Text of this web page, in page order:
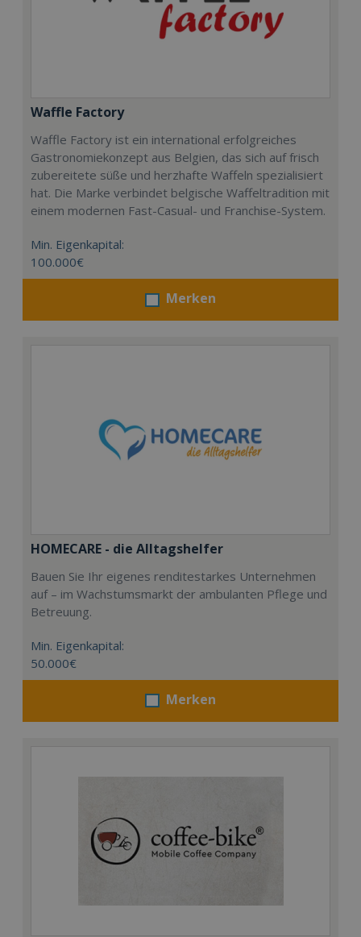
Waffle Factory
Waffle Factory ist ein international erfolgreiches
Gastronomiekonzept aus Belgien, das sich auf frisch
zubereitete süße und herzhafte Waffeln spezialisiert
hat. Die Marke verbindet belgische Waffeltradition mit
einem modernen Fast-Casual- und Franchise-System.
Min. Eigenkapital:
100.000€
Merken
HOMECARE - die Alltagshelfer
Bauen Sie Ihr eigenes renditestarkes Unternehmen
auf – im Wachstumsmarkt der ambulanten Pflege und
Betreuung.
Min. Eigenkapital:
50.000€
Merken